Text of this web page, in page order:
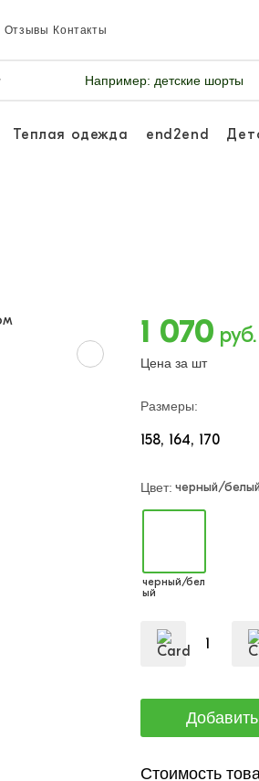
Отзывы Контакты
Например: детские шорты
Теплая одежда end2end
1 070 руб.
Цена за шт
Размеры:
158 164 170
Цвет: черный/белый
черный/бел
ый
Стоимость